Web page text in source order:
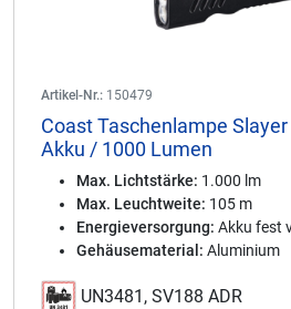
Artikel-Nr.: 150479
Coast Taschenlampe
Akku / 1000 Lumen
Max. Lichtstärke: 1.000 lm
Max. Leuchtweite: 105 m
Energieversorgung: Akku fest
Gehäusematerial: Aluminium
UN3481, SV188 ADR